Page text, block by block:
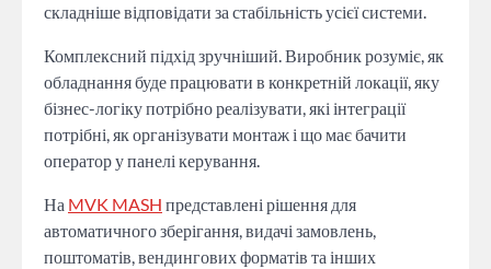
складніше відповідати за стабільність усієї системи.
Комплексний підхід зручніший. Виробник розуміє, як
обладнання буде працювати в конкретній локації, яку
бізнес-логіку потрібно реалізувати, які інтеграції
потрібні, як організувати монтаж і що має бачити
оператор у панелі керування.
На MVK MASH представлені рішення для
автоматичного зберігання, видачі замовлень,
поштоматів, вендингових форматів та інших